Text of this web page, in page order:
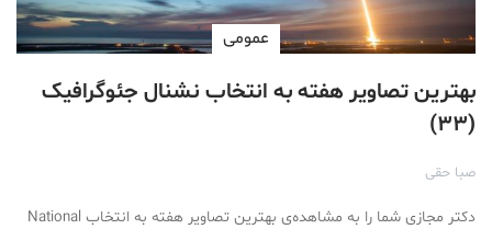
عمومی
بهترین تصاویر هفته به انتخاب نشنال جئوگرافیک
(۳۳)
صبا حقی
دکتر مجازی شما را به مشاهده‌ی بهترین تصاویر هفته به انتخاب National